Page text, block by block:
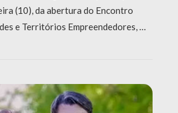
(10), da abertura do Encontro
e Territórios Empreendedores, …